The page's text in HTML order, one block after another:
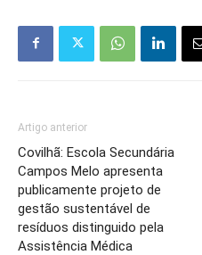
Artigo anterior
Covilhã: Escola Secundária
Campos Melo apresenta
publicamente projeto de
gestão sustentável de
resíduos distinguido pela
Assistência Médica